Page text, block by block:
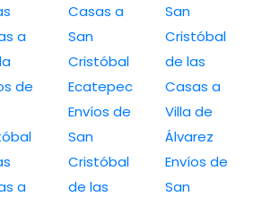
a
de
a
Casas a
San
Cristóbal
Ecatepec
Envíos de
San
Cristóbal
de las
San
Cristóbal
de las
Casas a
Villa de
Álvarez
Envíos de
San